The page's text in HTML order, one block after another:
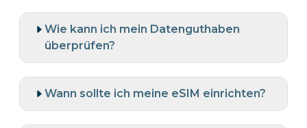
Wie kann ich mein Datenguthaben
überprüfen?
Wann sollte ich meine eSIM einrichten?